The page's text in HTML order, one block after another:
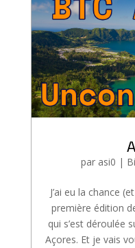
par asi0 |
J’ai eu la chance
première édition
qui s’est déroulée
Açores. Et je vais